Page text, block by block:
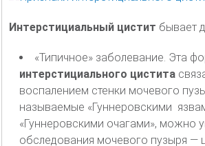
Интерстициальный цистит бывает
«Типичное» заболевание. Эта
интерстициального цистита
воспалением стенки мочевого
называемые «Гуннеровскими
«Гуннеровскими очагами», можно
обследования мочевого пузыря —